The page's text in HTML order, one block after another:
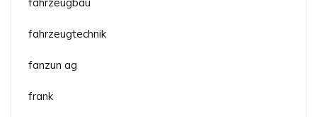
fahrzeugtechnik
fanzun ag
frank